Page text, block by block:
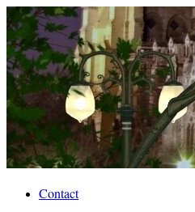
Contact